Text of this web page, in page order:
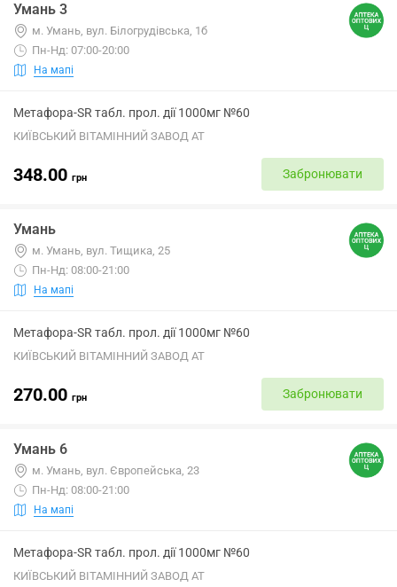
Умань 3
м. Умань, вул. Білогрудівська, 1б
Пн-Нд: 07:00-20:00
На мапі
Метафора-SR табл. прол. дії 1000мг №60
КИЇВСЬКИЙ ВІТАМІННИЙ ЗАВОД АТ
348.00 грн Забронювати
Умань
м. Умань, вул. Тищика, 25
Пн-Нд: 08:00-21:00
На мапі
Метафора-SR табл. прол. дії 1000мг №60
КИЇВСЬКИЙ ВІТАМІННИЙ ЗАВОД АТ
270.00 грн Забронювати
Умань 6
м. Умань, вул. Європейська, 23
Пн-Нд: 08:00-21:00
На мапі
Метафора-SR табл. прол. дії 1000мг №60
КИЇВСЬКИЙ ВІТАМІННИЙ ЗАВОД АТ